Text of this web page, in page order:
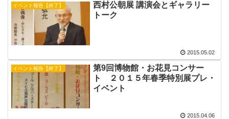
イベント報告【終了】
西村公朝展 講演会とギャラリー
トーク
2015.05.02
イベント報告【終了】
第9回博物館・お花見コンサー
ト ２０１５年春季特別展プレ・
イベント
2015.04.06